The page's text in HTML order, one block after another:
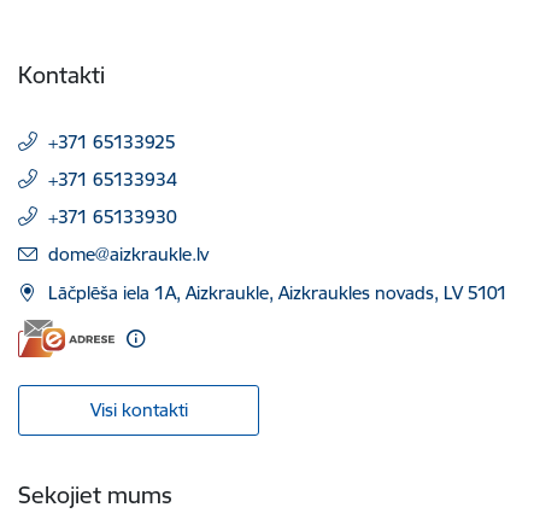
Kontakti
+371 65133925
+371 65133934
+371 65133930
E-pasts:
dome@aizkraukle.lv
Lāčplēša iela 1A, Aizkraukle, Aizkraukles novads, LV 5101
Visi kontakti
Sekojiet mums